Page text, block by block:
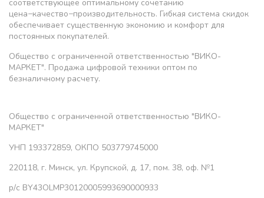
соответствующее оптимальному сочетанию
цена−качество−производительность. Гибкая система скидок
обеспечивает существенную экономию и комфорт для
постоянных покупателей.
Общество с ограниченной ответственностью "ВИКО-
МАРКЕТ". Продажа цифровой техники оптом по
безналичному расчету.
Общество с ограниченной ответственностью "ВИКО-
МАРКЕТ"
УНП 193372859, ОКПО 503779745000
220118, г. Минск, ул. Крупской, д. 17, пом. 38, оф. №1
р/с BY43OLMP30120005993690000933